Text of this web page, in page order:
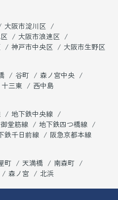
大阪市淀川区
大阪市浪速区
神戸市中央区
大阪市生野区
谷町
森ノ宮中央
十三東
西中島
地下鉄中央線
堂筋線
地下鉄四つ橋線
鉄千日前線
阪急京都本線
町 天満橋
南森町
森ノ宮 北浜